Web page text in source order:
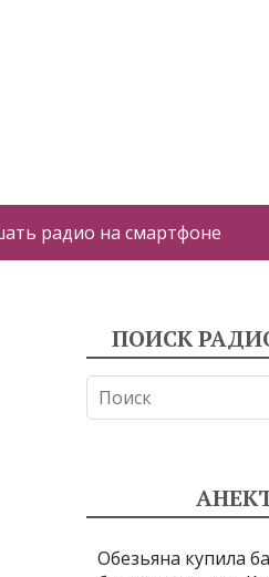
радио на смартфоне
ПОИСК
Обезьяна купила